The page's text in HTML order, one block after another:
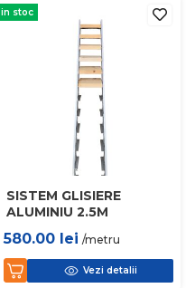
in stoc
SISTEM GLISIERE
ALUMINIU 2.5M
580.00 lei /metru
Vezi detalii